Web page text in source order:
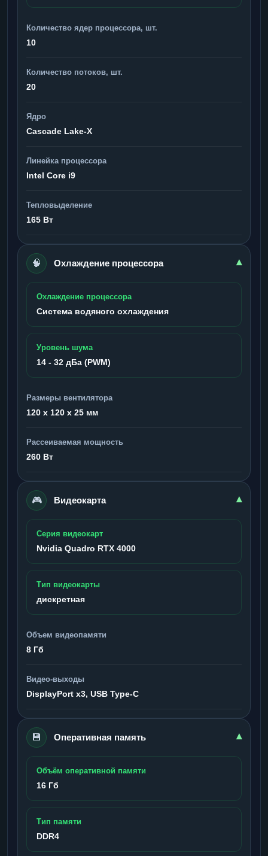
Количество ядер процессора, шт.
10
Количество потоков, шт.
20
Ядро
Cascade Lake-X
Линейка процессора
Intel Core i9
Тепловыделение
165 Вт
🧠 Охлаждение процессора ▾
Охлаждение процессора
Система водяного охлаждения
Уровень шума
14 - 32 дБа (PWM)
Размеры вентилятора
120 x 120 x 25 мм
Рассеиваемая мощность
260 Вт
🎮 Видеокарта ▾
Серия видеокарт
Nvidia Quadro RTX 4000
Тип видеокарты
дискретная
Объем видеопамяти
8 Гб
Видео-выходы
DisplayPort x3, USB Type-C
💾 Оперативная память ▾
Объём оперативной памяти
16 Гб
Тип памяти
DDR4